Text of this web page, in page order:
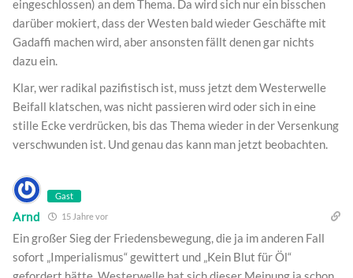
eingeschlossen) an dem Thema. Da wird sich nur ein bisschen
darüber mokiert, dass der Westen bald wieder Geschäfte mit
Gadaffi machen wird, aber ansonsten fällt denen gar nichts
dazu ein.
Klar, wer radikal pazifistisch ist, muss jetzt dem Westerwelle
Beifall klatschen, was nicht passieren wird oder sich in eine
stille Ecke verdrücken, bis das Thema wieder in der Versenkung
verschwunden ist. Und genau das kann man jetzt beobachten.
Gast
Arnd 15 Jahre vor
Ein großer Sieg der Friedensbewegung, die ja im anderen Fall
sofort „Imperialismus“ gewittert und „Kein Blut für Öl“